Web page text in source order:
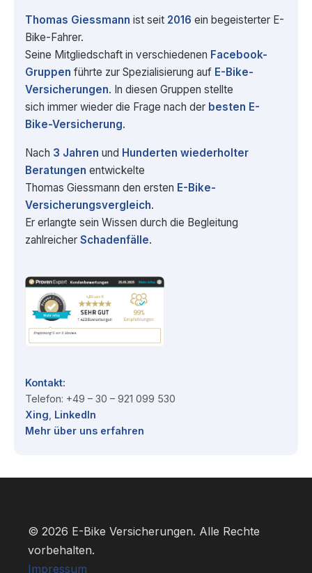
Thomas Giessmann ist seit 2016 ein begeisterter E-
Bike-Fahrer.
Seine Mitgliedschaft in verschiedenen Facebook-
Gruppen führte zur Spezialisierung auf E-Bike-
Versicherungen. In diesen Gruppen stellte
sich immer wieder die Frage nach der besten E-
Bike-Versicherung.
Nach 3 Jahren und Hunderten wiederholter
Beratungen entwickelte
Thomas Giessmann den ersten E-Bike-
Versicherungsvergleich.
Er erlangte sein Wissen durch die Begleitung
zahlreicher Schadenfälle.
Kontakt:
Telefon: +49 – 30 – 921 099 530
Xing LinkedIn
Mehr über uns erfahren
© 2026 E-Bike Versicherungen. Alle Rechte
vorbehalten.
Impressum